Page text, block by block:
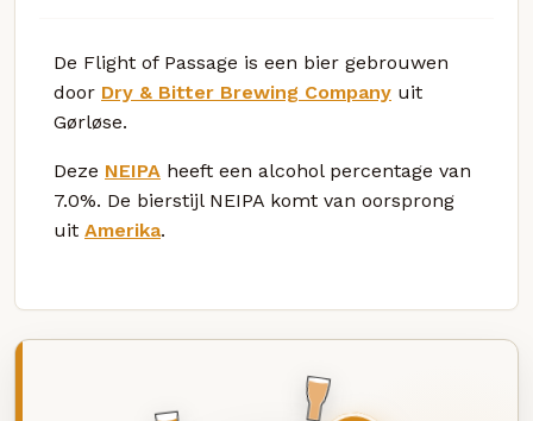
De Flight of Passage is een bier gebrouwen
door Dry & Bitter Brewing Company uit
Gørløse.
Deze NEIPA heeft een alcohol percentage van
7.0%. De bierstijl NEIPA komt van oorsprong
uit Amerika.